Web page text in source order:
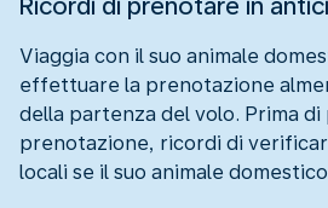
Viaggia con il suo animale
effettuare la prenotazione
della partenza del volo. Prima
prenotazione, ricordi di
locali se il suo animale